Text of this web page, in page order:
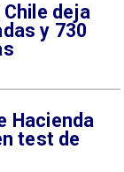
deja
y 730
Hacienda
test de